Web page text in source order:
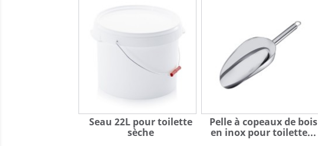
Seau 22L pour toilette
sèche
Pelle à copeaux de bois
en inox pour toilette...